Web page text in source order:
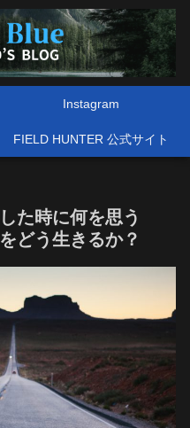
Instagram
FIELD HUNTER 公式サイト
た時に何を思う
どう生きるか？